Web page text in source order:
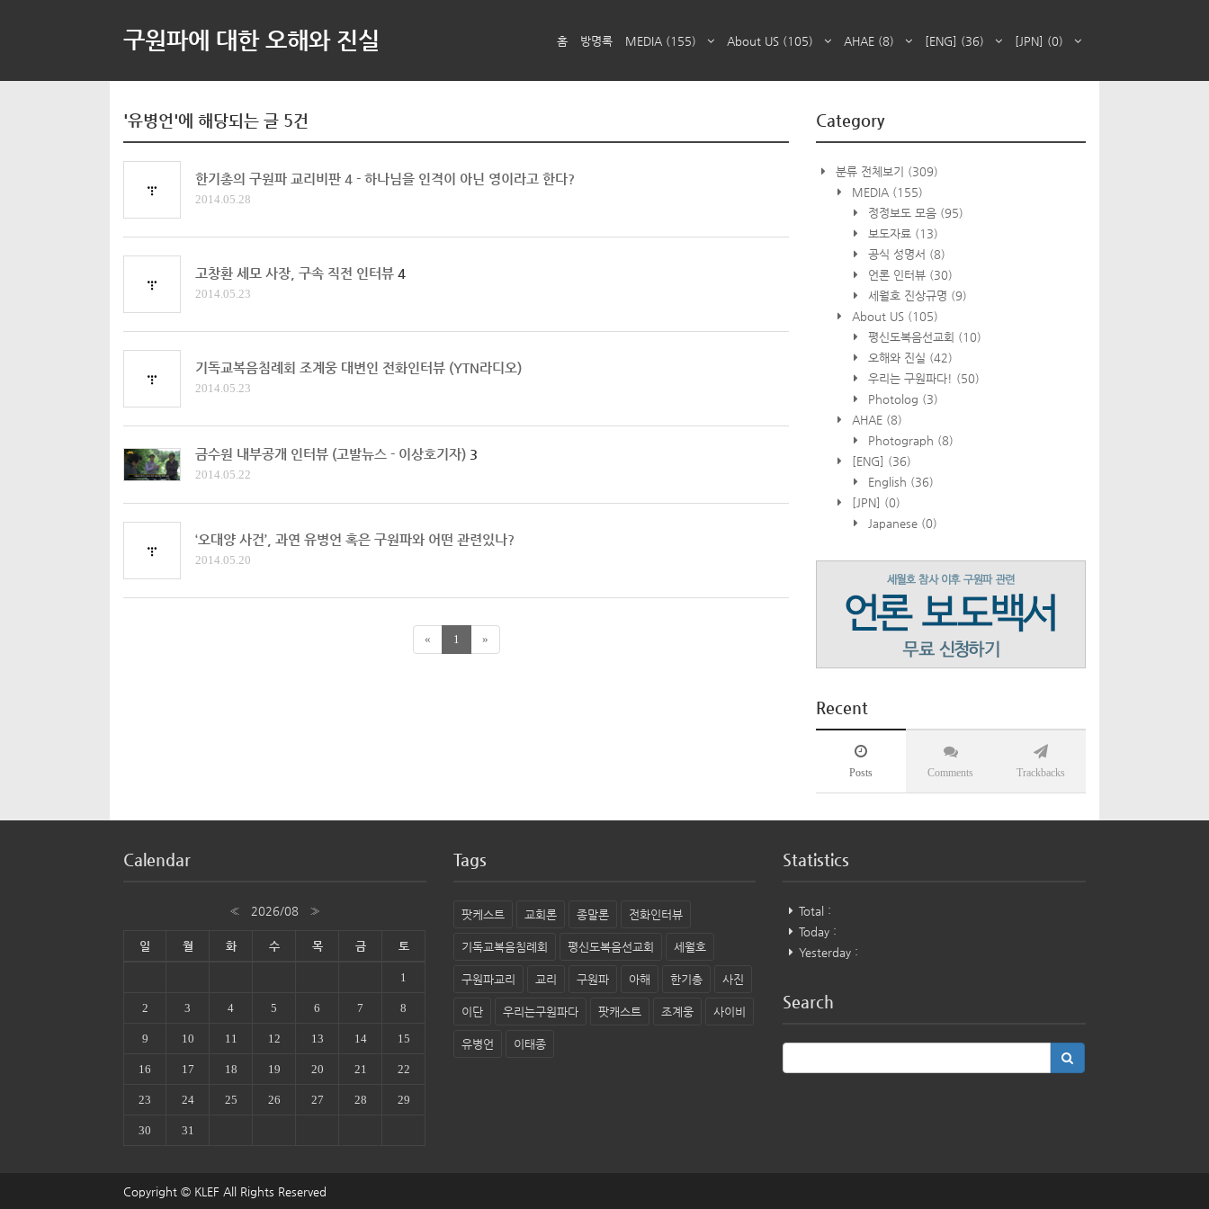
구원파에 대한 오해와 진실 홈 방명록 MEDIA (155) About US (105) AHAE (8) [ENG] (36) [JPN] (0)
'유병언'에 해당되는 글 5건
한기총의 구원파 교리비판 4 - 하나님을 인격이 아닌 영이라고 한다?
2014.05.28
고창환 세모 사장, 구속 직전 인터뷰 4
2014.05.23
기독교복음침례회 조계웅 대변인 전화인터뷰 (YTN라디오)
2014.05.23
금수원 내부공개 인터뷰 (고발뉴스 - 이상호기자) 3
2014.05.22
‘오대양 사건’, 과연 유병언 혹은 구원파와 어떤 관련있나?
2014.05.20
« 1 »
Category
분류 전체보기 (309)
MEDIA (155)
정정보도 모음 (95)
보도자료 (13)
공식 성명서 (8)
언론 인터뷰 (30)
세월호 진상규명 (9)
About US (105)
평신도복음선교회 (10)
오해와 진실 (42)
우리는 구원파다! (50)
Photolog (3)
AHAE (8)
Photograph (8)
[ENG] (36)
English (36)
[JPN] (0)
Japanese (0)
Recent
Posts Comments Trackbacks
Calendar
« 2026/08 »
일 월 화 수 목 금 토
1
2 3 4 5 6 7 8
9 10 11 12 13 14 15
16 17 18 19 20 21 22
23 24 25 26 27 28 29
30 31
Tags
팟케스트 교회론 종말론 전화인터뷰
기독교복음침례회 평신도복음선교회 세월호
구원파교리 교리 구원파 아해 한기총 사진
이단 우리는구원파다 팟캐스트 조계웅 사이비
유병언 이태종
Statistics
Total :
Today :
Yesterday :
Search
Copyright © KLEF All Rights Reserved